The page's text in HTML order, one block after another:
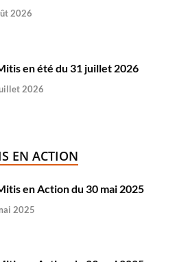
2026
en été du 31 juillet 2026
2026
EN ACTION
en Action du 30 mai 2025
2025